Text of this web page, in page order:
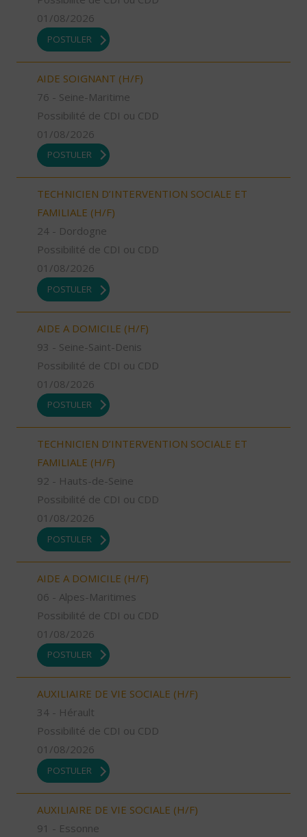
01/08/2026
POSTULER
AIDE SOIGNANT (H/F)
76 - Seine-Maritime
Possibilité de CDI ou CDD
01/08/2026
POSTULER
TECHNICIEN D’INTERVENTION SOCIALE ET
FAMILIALE (H/F)
24 - Dordogne
Possibilité de CDI ou CDD
01/08/2026
POSTULER
AIDE A DOMICILE (H/F)
93 - Seine-Saint-Denis
Possibilité de CDI ou CDD
01/08/2026
POSTULER
TECHNICIEN D’INTERVENTION SOCIALE ET
FAMILIALE (H/F)
92 - Hauts-de-Seine
Possibilité de CDI ou CDD
01/08/2026
POSTULER
AIDE A DOMICILE (H/F)
06 - Alpes-Maritimes
Possibilité de CDI ou CDD
01/08/2026
POSTULER
AUXILIAIRE DE VIE SOCIALE (H/F)
34 - Hérault
Possibilité de CDI ou CDD
01/08/2026
POSTULER
AUXILIAIRE DE VIE SOCIALE (H/F)
91 - Essonne